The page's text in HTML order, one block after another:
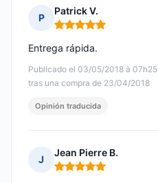
P
Patrick V.
Nota: 5 de 5
Publicado el 03/05/2018 à 07h25
tras una compra de 23/04/2018
Entrega rápida.
Opinión traducida
J
Jean Pierre B.
Nota: 5 de 5